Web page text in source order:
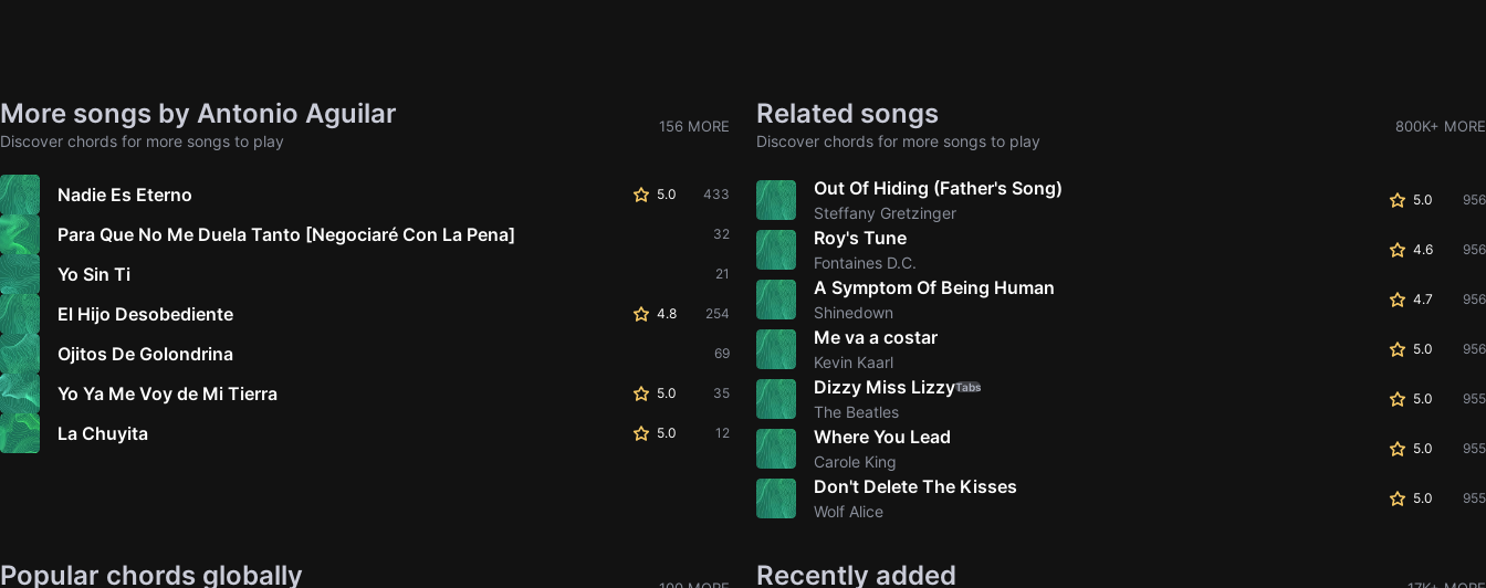
More songs by Antonio Aguilar
Discover chords for more songs to play
156 MORE
Nadie Es Eterno 5.0 433
Para Que No Me Duela Tanto [Negociaré Con La Pena] 32
Yo Sin Ti 21
El Hijo Desobediente 4.8 254
Ojitos De Golondrina 69
Yo Ya Me Voy de Mi Tierra 5.0 35
La Chuyita 5.0 12
Related songs
Discover chords for more songs to play
800K+ MORE
Out Of Hiding (Father's Song)
Steffany Gretzinger
5.0 956
Roy's Tune
Fontaines D.C.
4.6 956
A Symptom Of Being Human
Shinedown
4.7 956
Me va a costar
Kevin Kaarl
5.0 956
Dizzy Miss LizzyTabs
The Beatles
5.0 955
Where You Lead
Carole King
5.0 955
Don't Delete The Kisses
Wolf Alice
5.0 955
Popular chords globally Recently added